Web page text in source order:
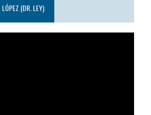
(DR. LEY)